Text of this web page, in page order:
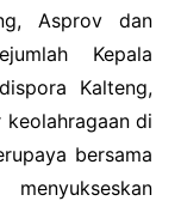
Asprov dan
Kepala
Kalteng,
di
bersama